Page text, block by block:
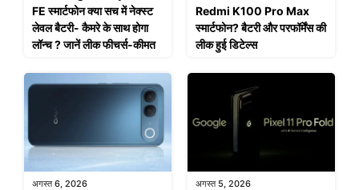
FE स्मार्टफोन क्या सच में नेक्स्ट
लेवल बैटरी- कैमरे के साथ होगा
लॉन्च ? जानें लीक फीचर्स-कीमत
Redmi K100 Pro Max
स्मार्टफोन? बैटरी और परफॉर्मेंस की
लीक हुई डिटेल्स
अगस्त 6, 2026 अगस्त 5, 2026